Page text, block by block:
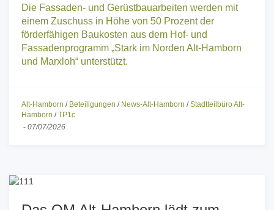
Die Fassaden- und Gerüstbauarbeiten werden mit
einem Zuschuss in Höhe von 50 Prozent der
förderfähigen Baukosten aus dem Hof- und
Fassadenprogramm „Stark im Norden Alt-Hamborn
Alt-Hamborn/Beteiligungen
Hamborn/TP1c